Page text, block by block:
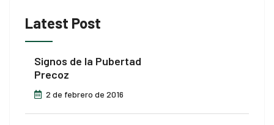
Latest Post
Signos de la Pubertad
Precoz
2 de febrero de 2016